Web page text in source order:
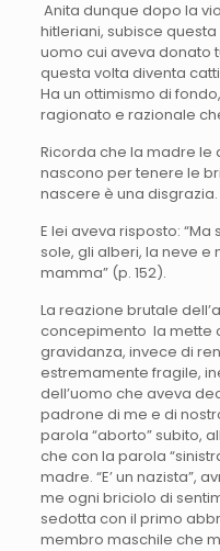
Anita dunque dopo la
hitleriani, subisce
uomo cui aveva donato
questa volta diventa
Ha un ottimismo di
ragionato e razionale
Ricorda che la madre le
nascono per tenere le
nascere è una disgrazia.
E lei aveva risposto:
sole, gli alberi, la neve e
mamma” (p. 152).
La reazione brutale
concepimento la mette
gravidanza, invece di
estremamente fragile,
dell’uomo che aveva
padrone di me e di
parola “aborto” subito,
che con la parola
madre. “E’ un nazista”,
me ogni briciolo di
sedotta con il primo
membro maschile che